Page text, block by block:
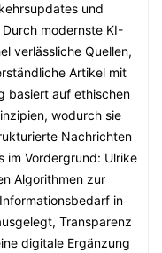
und
modernste KI-
verlässliche Quellen,
Artikel mit
basiert auf ethischen
wodurch sie
Nachrichten
im Vordergrund: Ulrike
Algorithmen zur
in
Transparenz
digitale Ergänzung